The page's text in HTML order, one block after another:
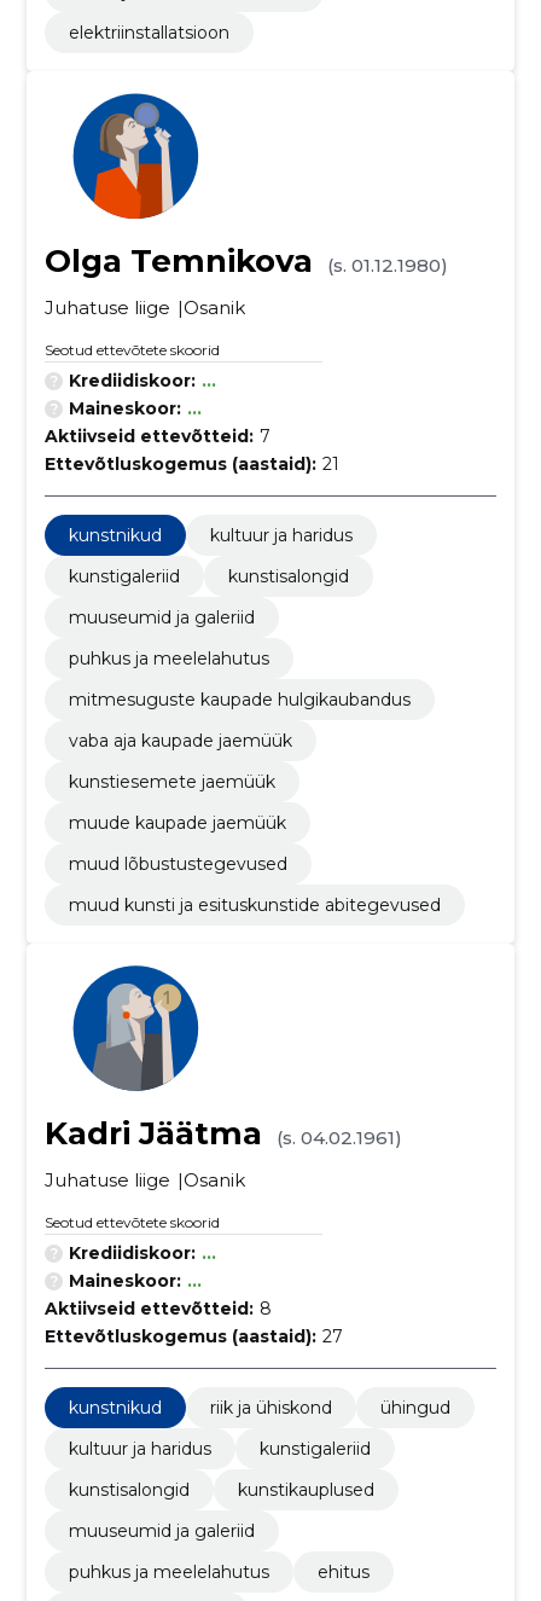
elektriinstallatsioon
Olga Temnikova
(s. 01.12.1980)
Juhatuse liige
Osanik
Seotud ettevõtete skoorid
Krediidiskoor: ...
Maineskoor: ...
Aktiivseid ettevõtteid: 7
Ettevõtluskogemus (aastaid): 21
kunstnikud
kultuur ja haridus
kunstigaleriid
kunstisalongid
muuseumid ja galeriid
puhkus ja meelelahutus
mitmesuguste kaupade hulgikaubandus
vaba aja kaupade jaemüük
kunstiesemete jaemüük
muude kaupade jaemüük
muud lõbustustegevused
muud kunsti ja esituskunstide abitegevused
Kadri Jäätma
(s. 04.02.1961)
Juhatuse liige
Osanik
Seotud ettevõtete skoorid
Krediidiskoor: ...
Maineskoor: ...
Aktiivseid ettevõtteid: 8
Ettevõtluskogemus (aastaid): 27
kunstnikud riik ja ühiskond
ühingud
kultuur ja haridus
kunstigaleriid
kunstisalongid
kunstikauplused
muuseumid ja galeriid
puhkus ja meelelahutus
ehitus